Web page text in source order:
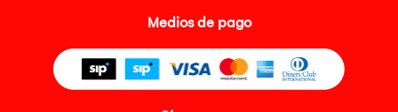
Medios de pago